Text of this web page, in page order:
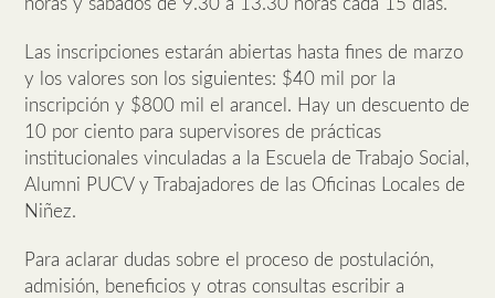
horas y sábados de 9.30 a 13.30 horas cada 15 días.
Las inscripciones estarán abiertas hasta fines de marzo
y los valores son los siguientes: $40 mil por la
inscripción y $800 mil el arancel. Hay un descuento de
10 por ciento para supervisores de prácticas
institucionales vinculadas a la Escuela de Trabajo Social,
Alumni PUCV y Trabajadores de las Oficinas Locales de
Niñez.
Para aclarar dudas sobre el proceso de postulación,
admisión, beneficios y otras consultas escribir a